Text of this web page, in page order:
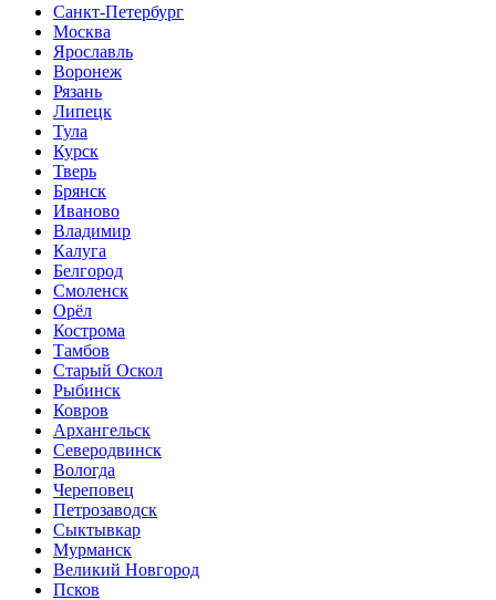
Санкт-Петербург
Москва
Ярославль
Воронеж
Рязань
Липецк
Тула
Курск
Тверь
Брянск
Иваново
Владимир
Калуга
Белгород
Смоленск
Орёл
Кострома
Тамбов
Старый Оскол
Рыбинск
Ковров
Архангельск
Северодвинск
Вологда
Череповец
Петрозаводск
Сыктывкар
Мурманск
Великий Новгород
Псков